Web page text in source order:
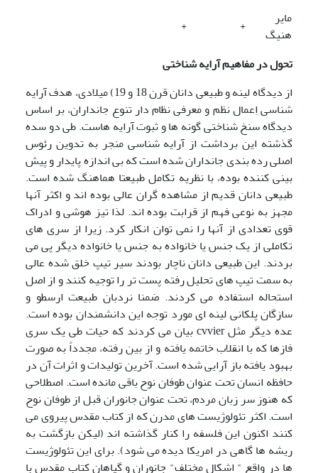
مایر
هنیگ
+
+
تحول در مفاهیم آرایه شناختی
از دیدگاه لینه و طبیعی دانان قرن 18 و 19) میلادی، هدف آرایه
شناسی اِعمال نظم و معرفی نظام دار تنوع جانداران، بر اساس
دیدگاه سنخ شناختی گونه ها و ثبوت آرایه هاست. طی دو سده
گذشته این برداشت از آرایه شناسی منجر به تدوین رئوس
اصلی رده بندی جانداران شده است که بی اندازه پایدار و پیش
بینی کننده بوده، با نظریه تکامل طبیعتا هماهنگ شده است.
طبیعی دانان قدیم از مشاهده گران عالی بوده اند و اکثر آنها
مجهز به نوعی فهم از قرابت بوده اند. لذا تیز هوشی و ادراک
قوی تعدادی از آنها را نمی توان انکار کرد. زیرا از سری های
تکاملی از یک جنس یا خانواده به جنس یا خانواده دیگر پی می
بردند. این طبیعی دانان ناچار بودند سیر تیپ خلق شده عالی
به سمت تیپ های تحلیل رفته پست تر را توجیه کنند و از اصل
استحاله استفاده می کردند. ضمنا نردبان طبیعت ارسطو و
سازگان پلکانی لینه ای مورد توجه این دانشمندان بوده است.
عده دیگر مثل cvvier بیان می کردند که حیات طی یک سری
فازها که با انقلاب خاتمه یافته و از بین رفته، مجدداً به صورت
بهبود یافته باز آرایی شده است. آخرین تولیدات و اثرات آن در
حافظه انسان تحت عنوان طوفان نوح باقی مانده است. اصطلاحی
که هنوز سر زبان مردم، تحت عنوان جانوران قبل از طوفان نوح
است. اکثر تئولوژیست های مدرن که از کتاب مقدس پیروی می
کنند اکنون این فلسفه را کنار گذاشته اند (لیکن بازگشت به
ریشه ها گاهی در امریکا دیده می شود). برای این تئولوژیست
ها در واقع " اشکال مختلف" جانوران و گیاهان کتاب مقدس با